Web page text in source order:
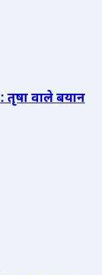
वाले बयान